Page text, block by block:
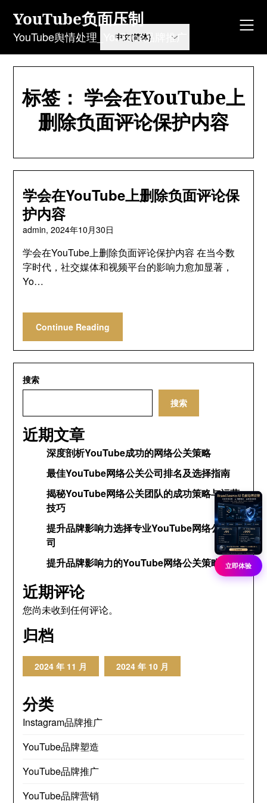
content
YouTube负面压制
YouTube舆情处理_YouTube品牌推广
标签： 学会在YouTube上
删除负面评论保护内容
学会在YouTube上删除负面评论保
护内容
admin,2024年10月30日
学会在YouTube上删除负面评论保护内容 在当今数
字时代，社交媒体和视频平台的影响力愈加显著，
Yo…
Continue Reading
搜索
搜索
近期文章
深度剖析YouTube成功的网络公关策略
最佳YouTube网络公关公司排名及选择指南
揭秘YouTube网络公关团队的成功策略与运营
技巧
提升品牌影响力选择专业YouTube网络公关公
司
提升品牌影响力的YouTube网络公关策略
近期评论
您尚未收到任何评论。
归档
2024 年 11 月 2024 年 10 月
分类
Instagram品牌推广
YouTube品牌塑造
YouTube品牌推广
YouTube品牌营销
立即体验